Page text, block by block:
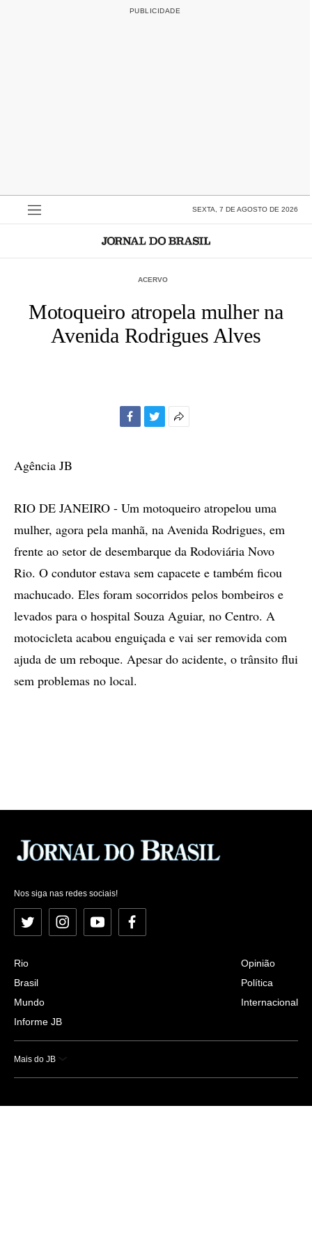
SEXTA, 7 DE AGOSTO DE 2026
ACERVO
Motoqueiro atropela mulher na
Avenida Rodrigues Alves
Agência JB
RIO DE JANEIRO - Um motoqueiro atropelou uma
mulher, agora pela manhã, na Avenida Rodrigues, em
frente ao setor de desembarque da Rodoviária Novo
Rio. O condutor estava sem capacete e também ficou
machucado. Eles foram socorridos pelos bombeiros e
levados para o hospital Souza Aguiar, no Centro. A
motocicleta acabou enguiçada e vai ser removida com
ajuda de um reboque. Apesar do acidente, o trânsito flui
sem problemas no local.
Nos siga nas redes sociais!
Twitter InstagramYouTubeFacebook
Rio
Brasil
Mundo
Informe JB
Opinião
Política
Internacional
Mais do JB
Esportes